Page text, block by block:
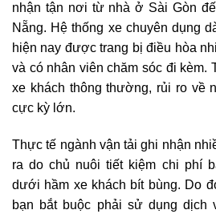
nhận tận nơi từ nhà ở Sài Gòn
Nẵng. Hệ thống xe chuyên dụng
hiện nay được trang bị điều hòa
và có nhân viên chăm sóc đi kèm.
xe khách thông thường, rủi ro về
cực kỳ lớn.
Thực tế ngành vận tải ghi nhận
ra do chủ nuôi tiết kiệm chi phí
dưới hầm xe khách bít bùng. Do
bạn bắt buộc phải sử dụng dịch